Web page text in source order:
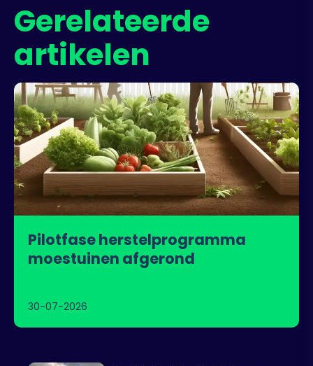
Gerelateerde
artikelen
Pilotfase herstelprogramma
moestuinen afgerond
30-07-2026